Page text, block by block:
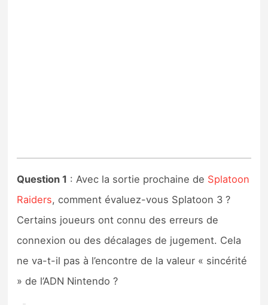
Question 1 : Avec la sortie prochaine de Splatoon
Raiders, comment évaluez-vous Splatoon 3 ?
Certains joueurs ont connu des erreurs de
connexion ou des décalages de jugement. Cela
ne va-t-il pas à l’encontre de la valeur « sincérité
» de l’ADN Nintendo ?